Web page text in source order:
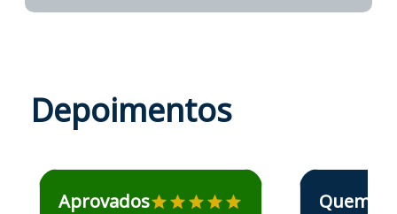
Depoimentos
Estudante José recomenda o Aprova Concursos em
Aprovados
Estudante Elais
Quem